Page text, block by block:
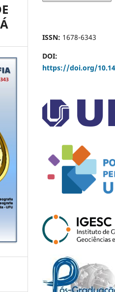
ISSN: 1678-6343
DOI:
https://doi.org/